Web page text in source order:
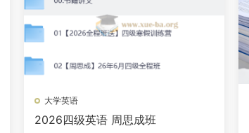
大学英语
2026四级英语 周思成班